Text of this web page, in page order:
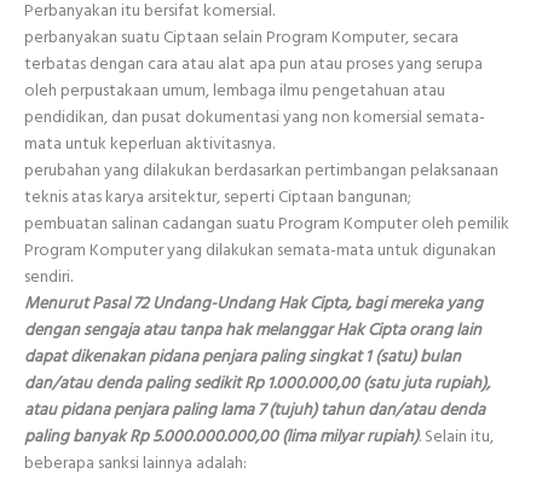
Perbanyakan itu bersifat komersial.
perbanyakan suatu Ciptaan selain Program Komputer, secara
terbatas dengan cara atau alat apa pun atau proses yang serupa
oleh perpustakaan umum, lembaga ilmu pengetahuan atau
pendidikan, dan pusat dokumentasi yang non komersial semata-
mata untuk keperluan aktivitasnya.
perubahan yang dilakukan berdasarkan pertimbangan pelaksanaan
teknis atas karya arsitektur, seperti Ciptaan bangunan;
pembuatan salinan cadangan suatu Program Komputer oleh pemilik
Program Komputer yang dilakukan semata-mata untuk digunakan
sendiri.
Menurut Pasal 72 Undang-Undang Hak Cipta, bagi mereka yang
dengan sengaja atau tanpa hak melanggar Hak Cipta orang lain
dapat dikenakan pidana penjara paling singkat 1 (satu) bulan
dan/atau denda paling sedikit Rp 1.000.000,00 (satu juta rupiah),
atau pidana penjara paling lama 7 (tujuh) tahun dan/atau denda
paling banyak Rp 5.000.000.000,00 (lima milyar rupiah). Selain itu,
beberapa sanksi lainnya adalah: